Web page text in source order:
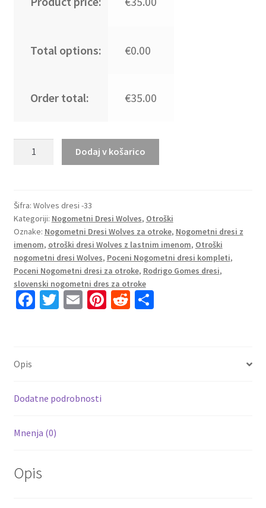
Total options: €0.00
Order total: €35.00
Wolves
Gostujoči
2025-
26
Rodrigo
Gomes
21
količina
Dodaj v košarico
Šifra: Wolves dresi -33
Kategoriji: Nogometni Dresi Wolves, Otroški
Oznake: Nogometni Dresi Wolves za otroke, Nogometni dresi z
imenom, otroški dresi Wolves z lastnim imenom, Otroški
nogometni dresi Wolves, Poceni Nogometni dresi kompleti,
Poceni Nogometni dresi za otroke, Rodrigo Gomes dresi,
slovenski nogometni dres za otroke
Fa
k
T E Pi R S
Opis
Dodatne podrobnosti
Mnenja (0)
Opis